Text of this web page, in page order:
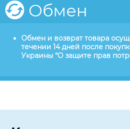
Обмен
Обмен и возврат товара
течении 14 дней после
Украины “О защите прав